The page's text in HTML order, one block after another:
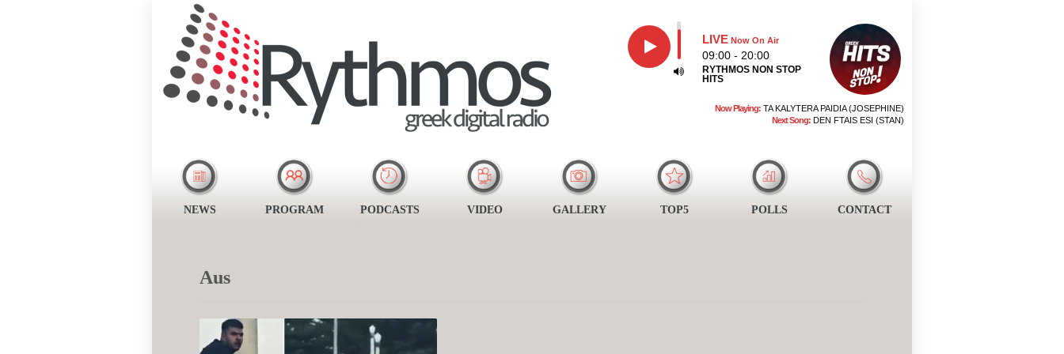
LIVE Now On Air
09:00 - 20:00
RYTHMOS NON STOP
HITS
Now Playing: TA KALYTERA PAIDIA (JOSEPHINE)
Next Song: DEN FTAIS ESI (STAN)
NEWS PROGRAM PODCASTS VIDEO GALLERY TOP5 POLLS CONTACT
Aus